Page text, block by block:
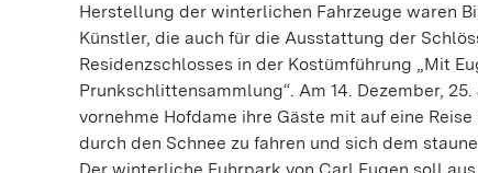
Herstellung der winterlichen Fahrzeuge waren
Künstler, die auch für die Ausstattung der
Residenzschlosses in der Kostümführung „Mit
Prunkschlittensammlung“. Am 14. Dezember,
vornehme Hofdame ihre Gäste mit auf eine
durch den Schnee zu fahren und sich dem